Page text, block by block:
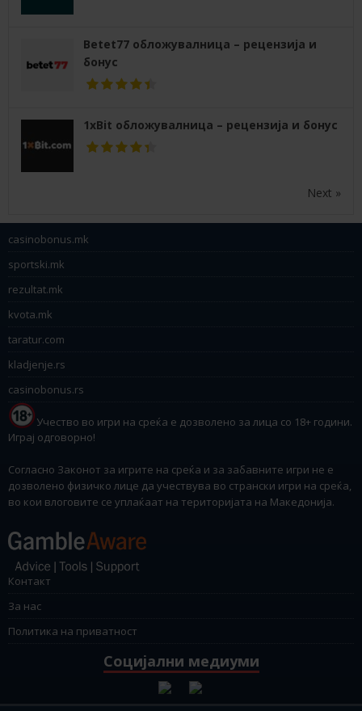
Betet77 обложувалница – рецензија и
бонус
1xBit обложувалница – рецензија и бонус
Next »
casinobonus.mk
sportski.mk
rezultat.mk
kvota.mk
taratur.com
kladjenje.rs
casinobonus.rs
Учество во игри на среќа е дозволено за лица со 18+ години.
Играј одговорно!
Согласно Законот за игрите на среќа и за забавните игри не е
дозволено физичко лице да учествува во странски игри на среќа,
во кои влоговите се уплаќаат на територијата на Македонија.
Контакт
За нас
Политика на приватност
Социјални медиуми